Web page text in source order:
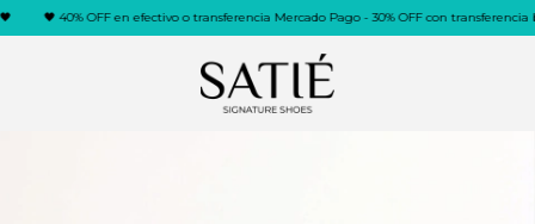
🖤 40% OFF en efectivo o transferencia Mercado Pago - 30% OFF con transferencia